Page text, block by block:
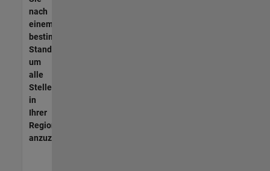
nach
einem
bestimmten
Standort,
um
alle
Stellenangebote
in
Ihrer
Region
anzuzeigen.